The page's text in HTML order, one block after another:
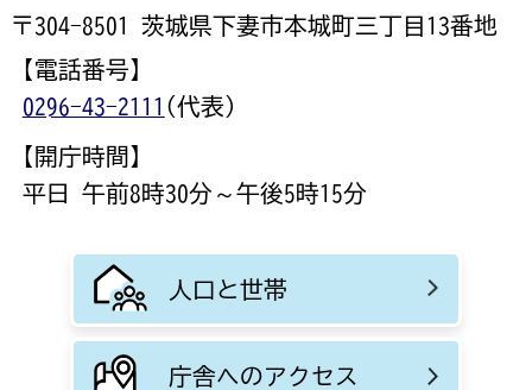
〒304-8501 茨城県下妻市本城町三丁目13番地
【電話番号】
0296-43-2111 (代表)
【開庁時間】
平日 午前8時30分～午後5時15分
人口と世帯
庁舎へのアクセス